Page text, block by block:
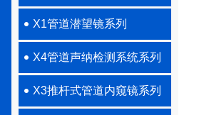
X1管道潜望镜系列
X4管道声纳检测系统系列
X3推杆式管道内窥镜系列